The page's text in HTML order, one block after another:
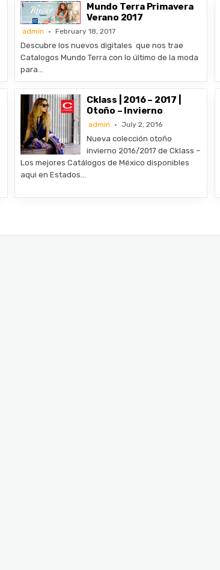
Mundo Terra Primavera
Verano 2017
admin February 18, 2017
Descubre los nuevos digitales que nos trae
Catalogos Mundo Terra con lo último de la moda
para…
Cklass | 2016 – 2017 |
Otoño – Invierno
admin July 2, 2016
Nueva colección otoño
invierno 2016/2017 de Cklass –
Los mejores Catálogos de México disponibles
aqui en Estados…